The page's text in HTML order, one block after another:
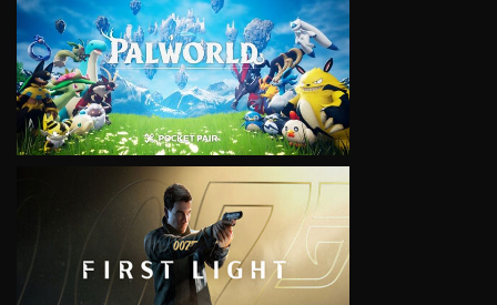
VIEW
VIEW